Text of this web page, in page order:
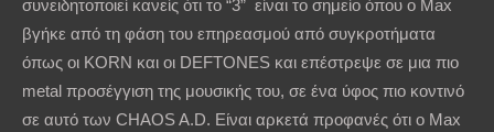
συνειδητοποιεί κανείς ότι το “3” είναι το σημείο όπου ο Max
βγήκε από τη φάση του επηρεασμού από συγκροτήματα
όπως οι KORN και οι DEFTONES και επέστρεψε σε μια πιο
metal προσέγγιση της μουσικής του, σε ένα ύφος πιο κοντινό
σε αυτό των CHAOS A.D. Είναι αρκετά προφανές ότι ο Max